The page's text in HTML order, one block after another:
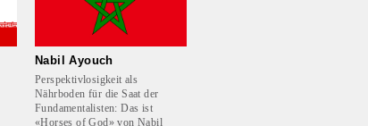
Nabil Ayouch
Perspektivlosigkeit als
Nährboden für die Saat der
Fundamentalisten: Das ist
«Horses of God» von Nabil